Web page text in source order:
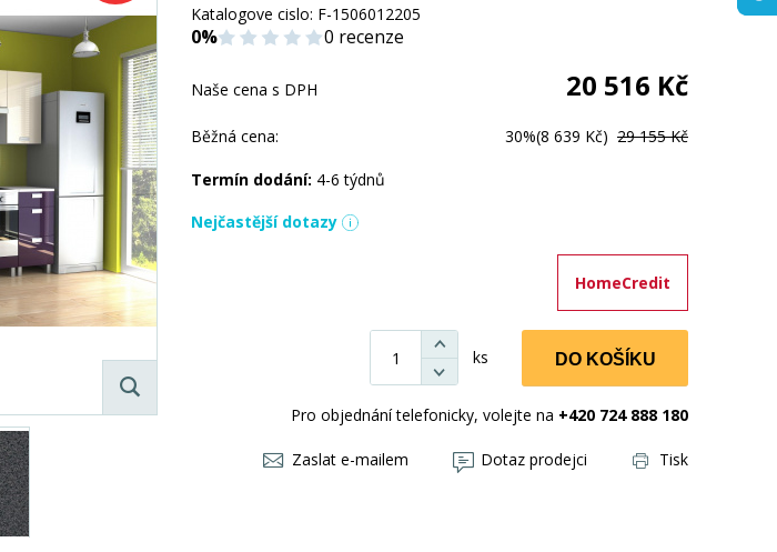
Katalogove cislo: F-1506012205
0% 0 recenze
Naše cena s DPH 20 516 Kč
Běžná cena: 30%(8 639 Kč) 29 155 Kč
Termín dodání: 4-6 týdnů
Nejčastější dotazy
HomeCredit
ks DO KOŠÍKU
Pro objednání telefonicky, volejte na +420 724 888 180
Zaslat e-mailem Dotaz prodejci Tisk